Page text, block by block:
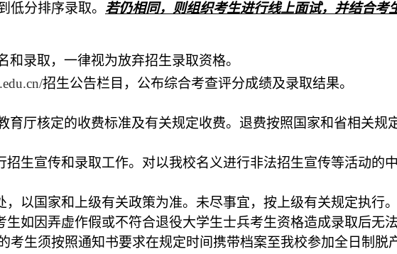
低分排序录取。 若仍相同，则组织考生进行线上面试，并结合考
录取，一律视为放弃招生录取资格。
招生公告栏目，公布综合考查评分成绩及录取结果。
厅核定的收费标准及有关规定收费。退费按照国家和省相关规
生宣传和录取工作。对以我校名义进行非法招生宣传等活动的
以国家和上级有关政策为准。未尽事宜，按上级有关规定执行。
如因弄虚作假或不符合退役大学生士兵考生资格造成录取后无
生须按照通知书要求在规定时间携带档案至我校参加全日制脱